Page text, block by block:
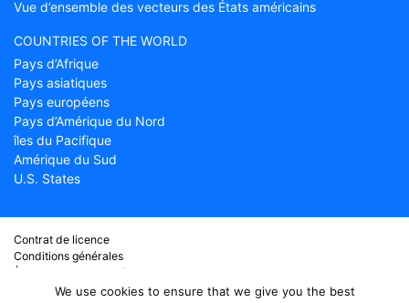
Vue d’ensemble des vecteurs des États américains
COUNTRIES OF THE WORLD
Pays d’Afrique
Pays asiatiques
Pays européens
Pays d’Amérique du Nord
îles du Pacifique
Amérique du Sud
U.S. States
Contrat de licence
Conditions générales
À propos de Countryflags.com
Clause de non-responsabilité
We use cookies to ensure that we give you the best